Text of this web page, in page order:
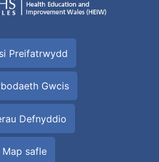
Preifatrwydd
Gwcis
Defnyddio
Map safle